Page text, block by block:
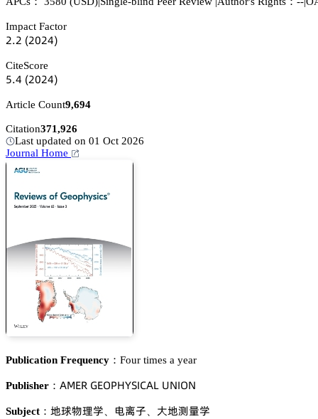
Impact Factor
缗.缗 (缗蔡缗鋺)
CiteScore
逦.鋺 (缗蔡缗鋺)
Article Count9,694
Citation371,926
Last updated on 01 Oct 2026
Journal Home
Publication Frequency： Four times a year
Publisher： 嵻胦乊葤 佥乊鵣鵝㡶巨偌喊。嵻欄 侶沟喊鵣沟
Subject： 妤㝅醑曍惒 醝寯㞠 𬬻妤䦗䪆惒